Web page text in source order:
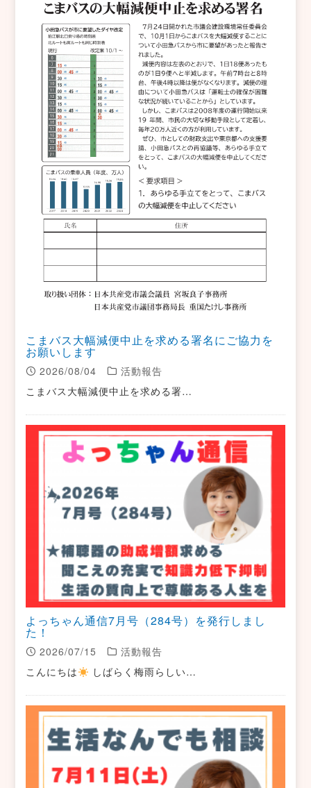
こまバス大幅減便中止を求める署名にご協力を
お願いします
2026/08/04
活動報告
こまバス大幅減便中止を求める署…
よっちゃん通信7月号（284号）を発行しまし
た！
2026/07/15
活動報告
こんにちは
しばらく梅雨らしい…